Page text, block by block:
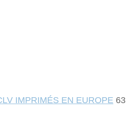
IMPRIMÉS EN EUROPE 63